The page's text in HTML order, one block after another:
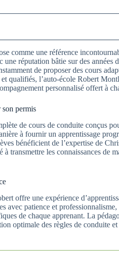
comme une référence
réputation bâtie sur des années
de proposer des cours
qualifiés, l’auto-école Robert
personnalisé offert à
son permis
de cours de conduite conçus
à fournir un apprentissage
bénéficient de l’expertise de
transmettre les connaissances de
offre une expérience
avec patience et
de chaque apprenant. La
optimale des règles de conduite